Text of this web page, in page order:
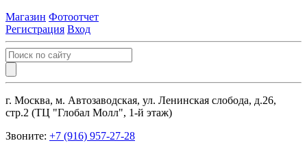
Магазин Фотоотчет
Регистрация Вход
г. Москва, м. Автозаводская, ул. Ленинская слобода, д.26,
стр.2 (ТЦ "Глобал Молл", 1-й этаж)
Звоните: +7 (916) 957-27-28